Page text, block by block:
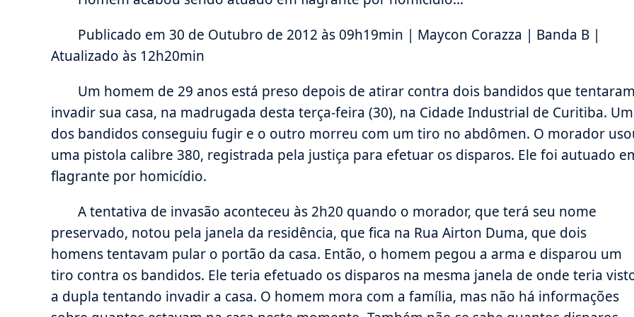
Publicado em 30 de Outubro de 2012 às 09h19min | Maycon Corazza | Banda B |
Atualizado às 12h20min
Um homem de 29 anos está preso depois de atirar contra dois bandidos que tentaram
invadir sua casa, na madrugada desta terça-feira (30), na Cidade Industrial de Curitiba. Um
dos bandidos conseguiu fugir e o outro morreu com um tiro no abdômen. O morador
uma pistola calibre 380, registrada pela justiça para efetuar os disparos. Ele foi autuado
flagrante por homicídio.
A tentativa de invasão aconteceu às 2h20 quando o morador, que terá seu nome
preservado, notou pela janela da residência, que fica na Rua Airton Duma, que dois
homens tentavam pular o portão da casa. Então, o homem pegou a arma e disparou um
tiro contra os bandidos. Ele teria efetuado os disparos na mesma janela de onde teria
a dupla tentando invadir a casa. O homem mora com a família, mas não há informações